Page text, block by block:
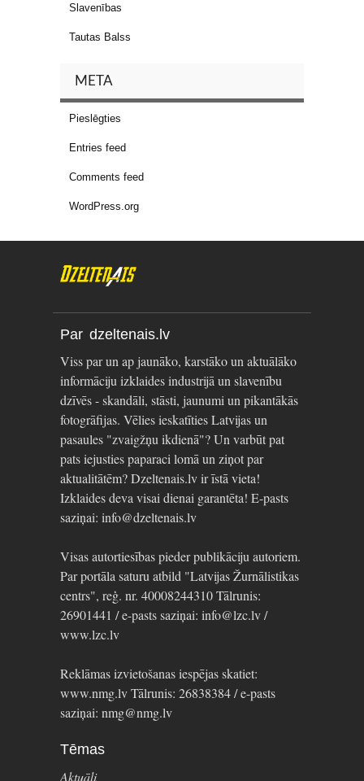
Slavenības
Tautas Balss
META
Pieslēgties
Entries feed
Comments feed
WordPress.org
Par dzeltenais.lv
Viss par un ap jaunāko, karstāko un aktuālāko
informāciju izklaides industrijā un slavenību
dzīvēs - skandāli, stāsti, jaunumi un pikantākās
fotogrāfijas. Vēlies ieskatīties Latvijas un
pasaules "zvaigžņu ikdienā"? Un varbūt pat
pats iejusties paparaci lomā un ziņot par
aktualitātēm? Dzeltenais.lv ir īstā vieta!
Izklaides deva visai dienai garantēta! E-pasts
saziņai: info@dzeltenais.lv
Visas autortiesības pieder publikāciju autoriem.
Par portāla saturu atbild "Latvijas Žurnālistikas
centrs", reģ. nr. 40008244310 Tālrunis:
26901441 / e-pasts saziņai: info@lzc.lv /
www.lzc.lv
Reklāmas izvietošanas iespējas skatiet:
www.nmg.lv Tālrunis: 26838384 / e-pasts
saziņai: nmg@nmg.lv
Tēmas
Aktuāli